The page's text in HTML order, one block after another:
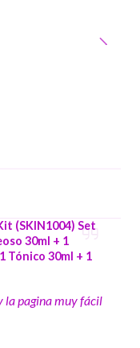
(SKIN1004) Set
30ml + 1
Tónico 30ml + 1
la pagina muy fácil